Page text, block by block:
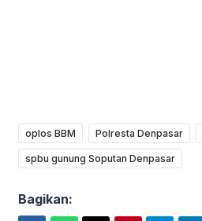
oplos BBM Polresta Denpasar
spbu gunung Soputan Denpasar
Bagikan: